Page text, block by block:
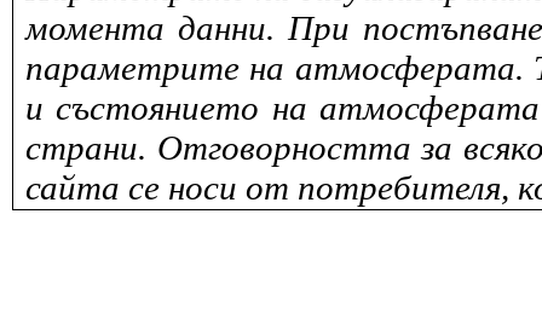
момента данни. При
параметрите на атмосферата.
и състоянието на
страни. Отговорността за
сайта се носи от потребителя,